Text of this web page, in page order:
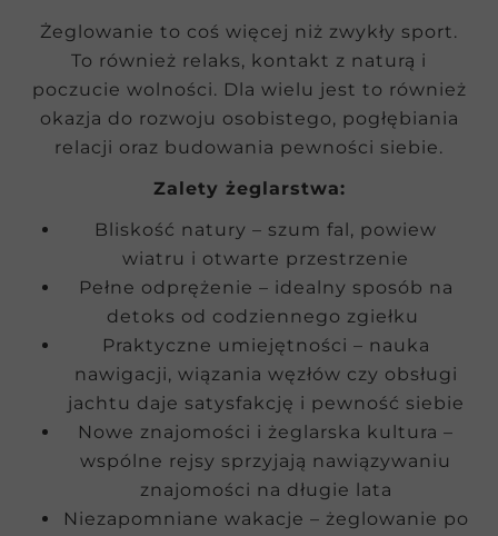
Żeglowanie to coś więcej niż zwykły sport.
To również relaks, kontakt z naturą i
poczucie wolności. Dla wielu jest to również
okazja do rozwoju osobistego, pogłębiania
relacji oraz budowania pewności siebie.
Zalety żeglarstwa:
Bliskość natury – szum fal, powiew
wiatru i otwarte przestrzenie
Pełne odprężenie – idealny sposób na
detoks od codziennego zgiełku
Praktyczne umiejętności – nauka
nawigacji, wiązania węzłów czy obsługi
jachtu daje satysfakcję i pewność siebie
Nowe znajomości i żeglarska kultura –
wspólne rejsy sprzyjają nawiązywaniu
znajomości na długie lata
Niezapomniane wakacje – żeglowanie po